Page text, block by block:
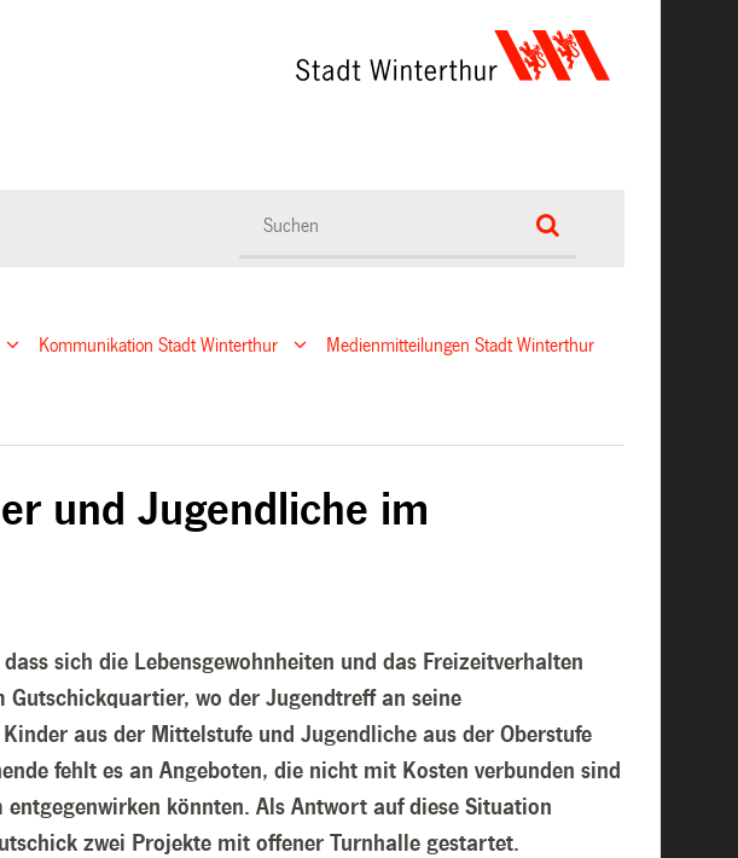
Kommunikation Stadt Winterthur Medienmitteilungen Stadt Winterthur
und Jugendliche im
sich die Lebensgewohnheiten und das Freizeitverhalten
wo der Jugendtreff an seine
aus der Mittelstufe und Jugendliche aus der Oberstufe
fehlt es an Angeboten, die nicht mit Kosten verbunden sind
könnten. Als Antwort auf diese Situation
zwei Projekte mit offener Turnhalle gestartet.